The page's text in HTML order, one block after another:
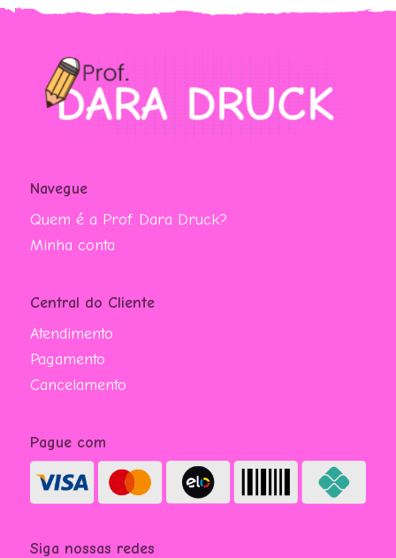
Navegue
Quem é a Prof. Dara Druck?
Minha conta
Central do Cliente
Atendimento
Pagamento
Cancelamento
Pague com
Siga nossas redes